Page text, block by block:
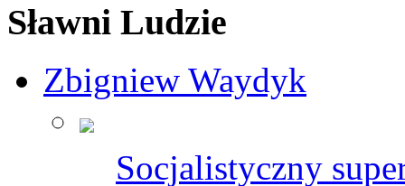
Sławni Ludzie
Zbigniew Waydyk
Socjalistyczny